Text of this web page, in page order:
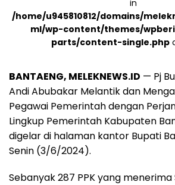
in
/home/u945810812/domains/
ml/wp-content/themes/
parts/content-single.php
BANTAENG, MELEKNEWS.ID — Pj
Andi Abubakar Melantik dan
Pegawai Pemerintah dengan
Lingkup Pemerintah Kabupaten
digelar di halaman kantor Bupati
Senin (3/6/2024).
Sebanyak 287 PPK yang